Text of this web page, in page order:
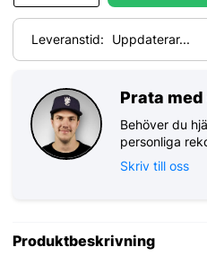
Leveranstid: Uppdaterar...
Prata
Behöver du
personliga
Skriv till oss
Produktbeskrivning